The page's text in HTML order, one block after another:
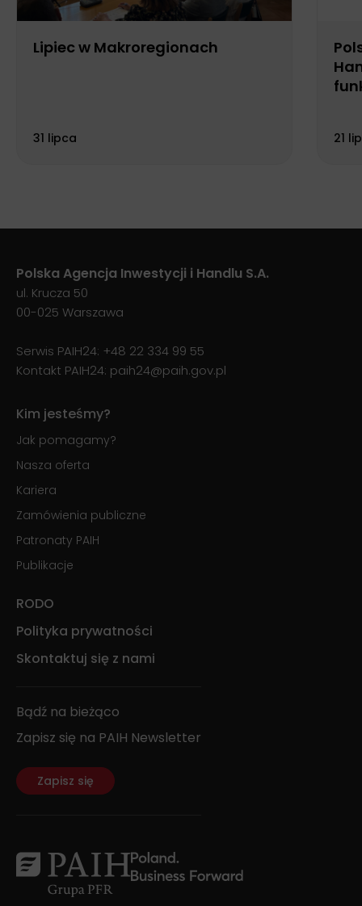
Lipiec w Makroregionach
31 lipca 21
Polska Agencja Inwestycji i Handlu S.A.
ul. Krucza 50
00-025 Warszawa
Serwis PAIH24: +48 22 334 99 55
Kontakt PAIH24: paih24@paih.gov.pl
Kim jesteśmy?
Jak pomagamy?
Nasza oferta
Kariera
Zamówienia publiczne
Patronaty PAIH
Publikacje
RODO
Polityka prywatności
Skontaktuj się z nami
Bądź na bieżąco
Zapisz się na PAIH Newsletter
Zapisz się